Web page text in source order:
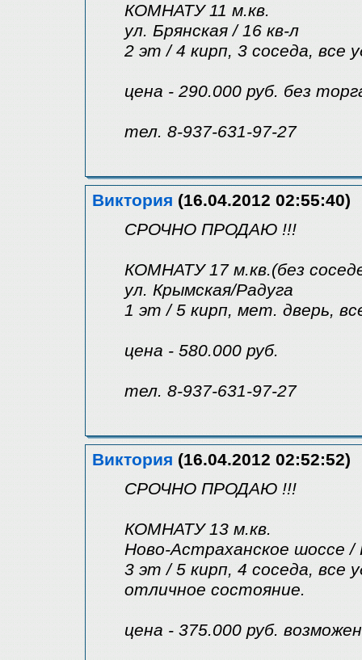
КОМНАТУ 11 м.кв.
ул. Брянская / 16 кв-л
2 эт / 4 кирп, 3 соседа, все
цена - 290.000 руб. без
тел. 8-937-631-97-27
Виктория (16.04.2012 02:55:40)
СРОЧНО ПРОДАЮ !!!
КОМНАТУ 17 м.кв.(без
ул. Крымская/Радуга
1 эт / 5 кирп, мет. дверь,
цена - 580.000 руб.
тел. 8-937-631-97-27
Виктория (16.04.2012 02:52:52)
СРОЧНО ПРОДАЮ !!!
КОМНАТУ 13 м.кв.
Ново-Астраханское шоссе
3 эт / 5 кирп, 4 соседа, все
отличное состояние.
цена - 375.000 руб.